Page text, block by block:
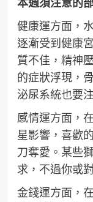
健康運方面，
逐漸受到健康
質不佳，精神
的症狀浮現，
泌尿系統也要
感情運方面，
星影響，喜歡
刀奪愛。某些
求，不過你或
金錢運方面，